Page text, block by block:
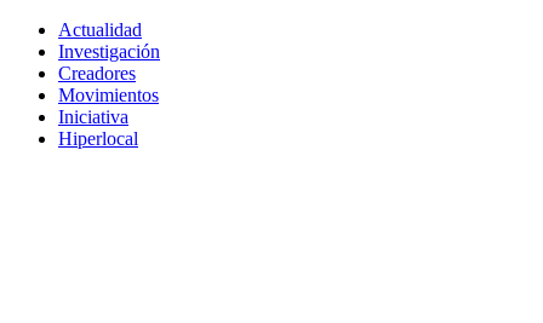
Actualidad
Investigación
Creadores
Movimientos
Iniciativa
Hiperlocal